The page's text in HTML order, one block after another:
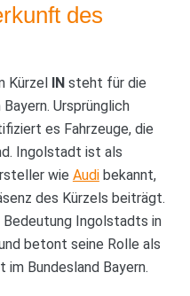
des
Kürzel INsteht für die
Bayern. Ursprünglich
es Fahrzeuge, die
Ingolstadt ist als
wie Audibekannt,
des Kürzels beiträgt.
Bedeutung Ingolstadts in
betont seine Rolle als
Bundesland Bayern.